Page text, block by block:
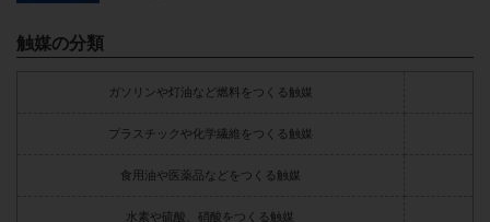
触媒の分類
ガソリンや灯油など燃料をつくる触媒
プラスチックや化学繊維をつくる触媒
食用油や医薬品などをつくる触媒
水素や硫酸、硝酸をつくる触媒